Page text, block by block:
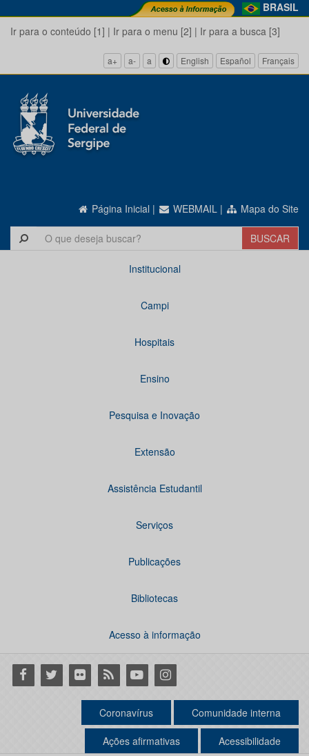
BRASIL
Ir para o conteúdo [1] | Ir para o menu [2] | Ir para a busca [3]
a+ a- a English Español Français
Página Inicial | WEBMAIL | Mapa do Site
Institucional
Campi
Hospitais
Ensino
Pesquisa e Inovação
Extensão
Assistência Estudantil
Serviços
Publicações
Bibliotecas
Acesso à informação
Facebook
Twitter Flickr RSS YoutubeInstagram
Coronavírus Comunidade interna
Ações afirmativas Acessibilidade